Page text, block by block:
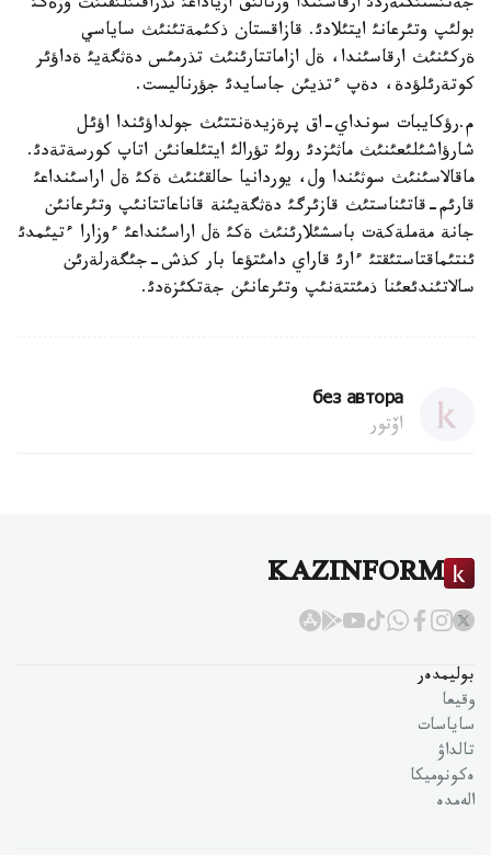
جةتئستئكتةردئ ارقاسئندا ورتالئق ازياداعئ تذراقتئلئقتئث وزةگئ
بولئپ وتئرعانئ ايتئلادئ. قازاقستان ذكئمةتئنئث ساياسي
ةركئنئث ارقاسئندا، ةل ازاماتتارئنئث تذرمئس دةثگةيئ ةداؤئر
كوتةرئلؤدة، دةپ ءتذيئن جاسايدئ جؤرناليست.
م.رؤكايبات سونداي-اق پرةزيدةنتتئث جولداؤئندا اؤئل
شارؤاشئلئعئنئث ماثئزدئ رولئ تؤرالئ ايتئلعانئن اتاپ كورسةتةدئ.
ماقالاسئنئث سوثئندا ول، يوردانيا حالقئنئث ةكئ ةل اراسئنداعئ
قارئم-قاتئناستئث قازئرگئ دةثگةيئنة قاناعاتتانئپ وتئرعانئن
جانة مةملةكةت باسشئلارئنئث ةكئ ةل اراسئنداعئ ءوزارا ءتيئمدئ
ئنتئماقتاستئقتئ ءارئ قاراي دامئتؤعا بار كذش-جئگةرلةرئن
سالاتئندئعئنا ذمئتتةنئپ وتئرعانئن جةتكئزةدئ.
без автора
اۆتور
KAZINFORM
بوليمدەر
وقيعا
ساياسات
تالداۋ
ەكونوميكا
الەمدە